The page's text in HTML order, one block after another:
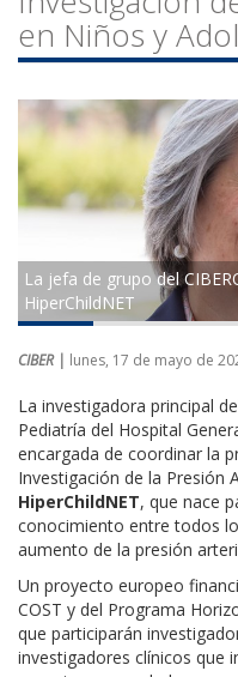
en Niños y
La jefa de grupo del
HiperChildNET
CIBER | lunes, 17 de mayo de
La investigadora principal
Pediatría del Hospital
encargada de coordinar la
Investigación de la Presión
HiperChildNET, que nace
conocimiento entre todos
aumento de la presión
Un proyecto europeo
COST y del Programa
que participarán
investigadores clínicos que